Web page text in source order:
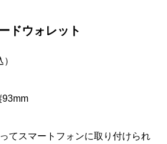
ドウォレット
93mm
てスマートフォンに取り付けられ